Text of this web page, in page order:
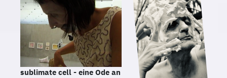
sublimate cell - eine Ode an